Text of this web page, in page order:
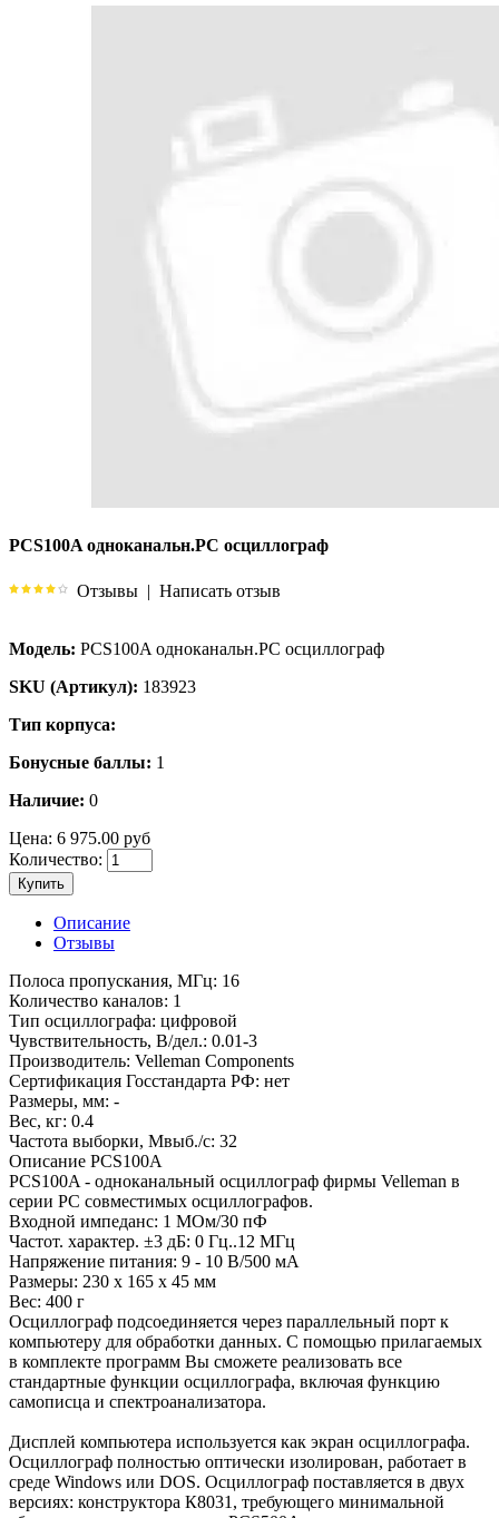
PCS100A одноканальн.PC осциллограф
Отзывы | Написать отзыв
Модель: PCS100A одноканальн.PC осциллограф
SKU (Артикул): 183923
Тип корпуса:
Бонусные баллы: 1
Наличие: 0
Цена: 6 975.00 руб
Количество:
Купить
Описание
Отзывы
Полоса пропускания, МГц: 16
Количество каналов: 1
Тип осциллографа: цифровой
Чувствительность, В/дел.: 0.01-3
Производитель: Velleman Components
Сертификация Госстандарта РФ: нет
Размеры, мм: -
Вес, кг: 0.4
Частота выборки, Мвыб./с: 32
Описание PCS100A
PCS100A - одноканальный осциллограф фирмы Velleman в
серии PC совместимых осциллографов.
Входной импеданс: 1 МОм/30 пФ
Частот. характер. ±3 дБ: 0 Гц..12 МГц
Напряжение питания: 9 - 10 В/500 мА
Размеры: 230 х 165 х 45 мм
Вес: 400 г
Осциллограф подсоединяется через параллельный порт к
компьютеру для обработки данных. С помощью прилагаемых
в комплекте программ Вы сможете реализовать все
стандартные функции осциллографа, включая функцию
самописца и спектроанализатора.
Дисплей компьютера используется как экран осциллографа.
Осциллограф полностью оптически изолирован, работает в
среде Windows или DOS. Осциллограф поставляется в двух
версиях: конструктора К8031, требующего минимальной